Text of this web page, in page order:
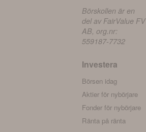
Börskollen är en
del av FairValue FV
AB, org.nr:
559187-7732
Investera
Börsen idag
Aktier för nybörjare
Fonder för nybörjare
Ränta på ränta